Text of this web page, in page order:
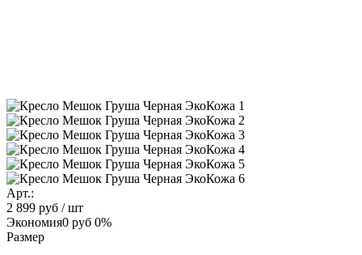
Арт.:
2 899 руб / шт
Экономия0 руб 0%
Размер